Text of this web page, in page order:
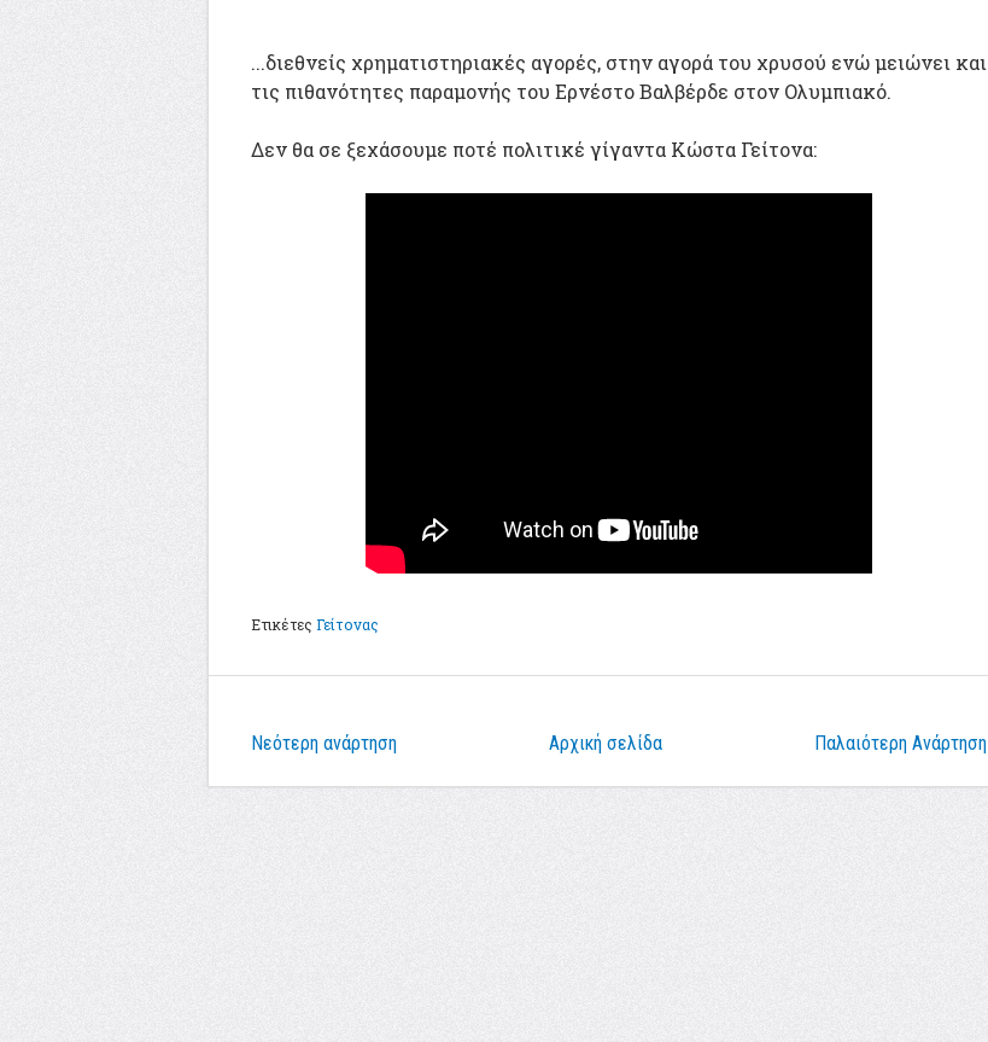
...διεθνείς χρηματιστηριακές αγορές, στην αγορά του χρυσού ενώ μειώνει και
τις πιθανότητες παραμονής του Ερνέστο Βαλβέρδε στον Ολυμπιακό.
Δεν θα σε ξεχάσουμε ποτέ πολιτικέ γίγαντα Κώστα Γείτονα:
ΕτικέτεςΓείτονας
Νεότερη ανάρτηση Παλαιότερη Ανάρτηση
Αρχική σελίδα